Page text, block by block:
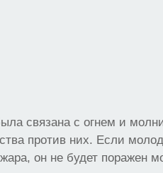
связана с огнем и
против них. Если
он не будет поражен